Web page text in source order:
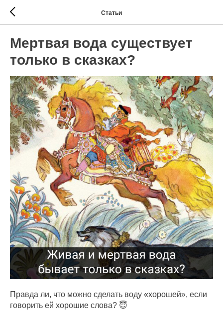
Статьи
Мертвая вода существует
только в сказках?
Правда ли, что можно сделать воду «хорошей», если
говорить ей хорошие слова? 😇